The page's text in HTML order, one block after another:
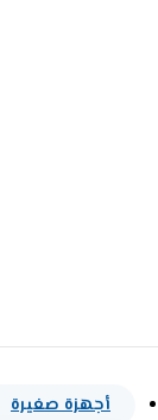
أجهزة صغيرة